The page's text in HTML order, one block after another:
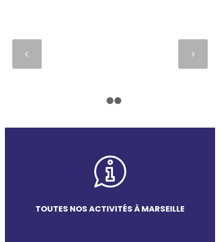
TOUTES NOS ACTIVITÉS À MARSEILLE